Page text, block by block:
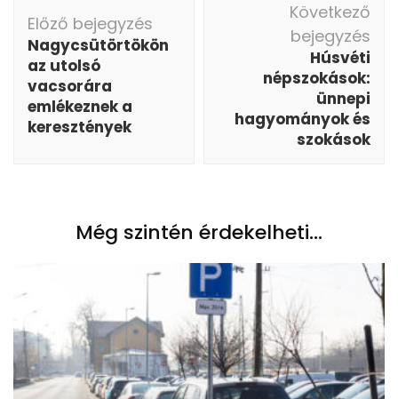
navigáció
Előző bejegyzés
Nagycsütörtökön
az utolsó
vacsorára
emlékeznek a
keresztények
Következő
bejegyzés
Húsvéti
népszokások:
ünnepi
hagyományok és
szokások
Még szintén érdekelheti...